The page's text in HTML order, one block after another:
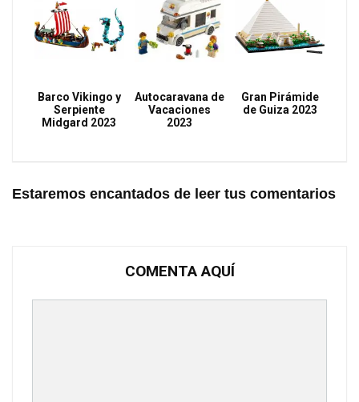
Barco Vikingo y
Serpiente
Midgard 2023
Autocaravana de
Vacaciones
2023
Gran Pirámide
de Guiza 2023
Estaremos encantados de leer tus comentarios
COMENTA AQUÍ